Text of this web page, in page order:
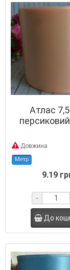
Атлас
Довжина
Метр
9.19
-
До